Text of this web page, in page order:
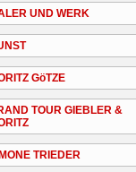
UND WERK
GöTZE
TOUR GIEBLER &
TRIEDER